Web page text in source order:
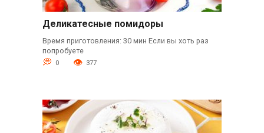
Деликатесные помидоры
Время приготовления: 30 мин Если вы хоть раз
попробуете
0 377